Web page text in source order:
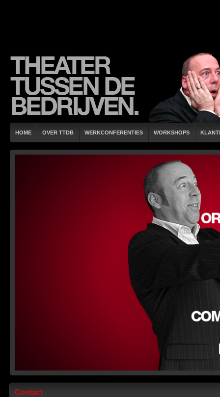
HOME OVER TTDB WERKCONFERENTIES WORKSHOPS
Contact